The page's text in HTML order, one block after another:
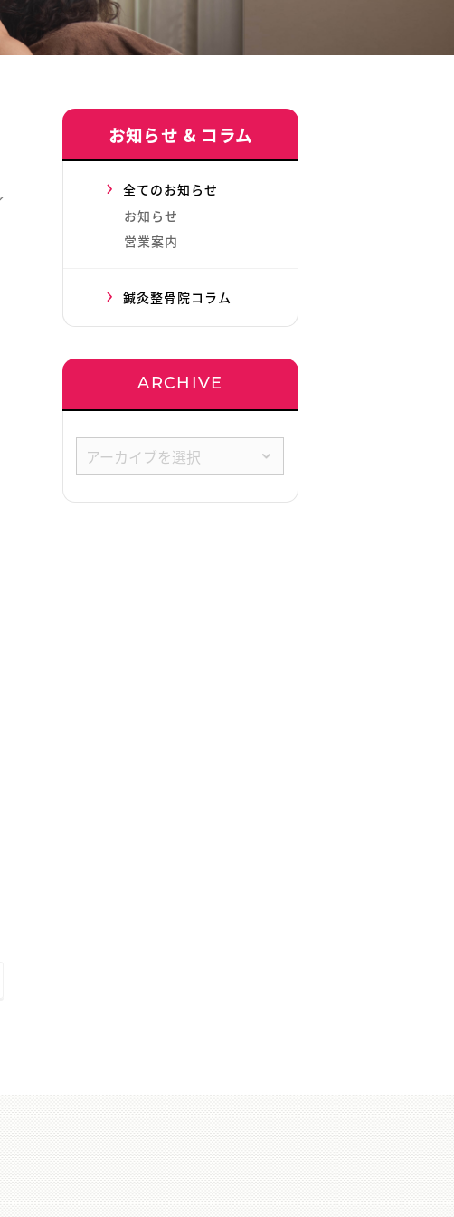
お知らせ & コラム
全てのお知らせ
お知らせ
営業案内
鍼灸整骨院コラム
ARCHIVE